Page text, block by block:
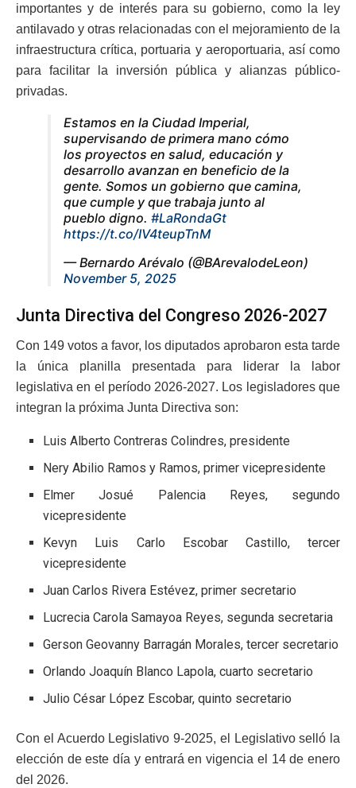
importantes y de interés para su gobierno, como la ley
antilavado y otras relacionadas con el mejoramiento de la
infraestructura crítica, portuaria y aeroportuaria, así como
para facilitar la inversión pública y alianzas público-
privadas.
Estamos en la Ciudad Imperial,
supervisando de primera mano cómo
los proyectos en salud, educación y
desarrollo avanzan en beneficio de la
gente. Somos un gobierno que camina,
que cumple y que trabaja junto al
pueblo digno. #LaRondaGt
https://t.co/IV4teupTnM
— Bernardo Arévalo (@BArevalodeLeon)
November 5, 2025
Junta Directiva del Congreso 2026-2027
Con 149 votos a favor, los diputados aprobaron esta tarde
la única planilla presentada para liderar la labor
legislativa en el período 2026-2027. Los legisladores que
integran la próxima Junta Directiva son:
Luis Alberto Contreras Colindres, presidente
Nery Abilio Ramos y Ramos, primer vicepresidente
Elmer Josué Palencia Reyes, segundo
vicepresidente
Kevyn Luis Carlo Escobar Castillo, tercer
vicepresidente
Juan Carlos Rivera Estévez, primer secretario
Lucrecia Carola Samayoa Reyes, segunda secretaria
Gerson Geovanny Barragán Morales, tercer secretario
Orlando Joaquín Blanco Lapola, cuarto secretario
Julio César López Escobar, quinto secretario
Con el Acuerdo Legislativo 9-2025, el Legislativo selló la
elección de este día y entrará en vigencia el 14 de enero
del 2026.